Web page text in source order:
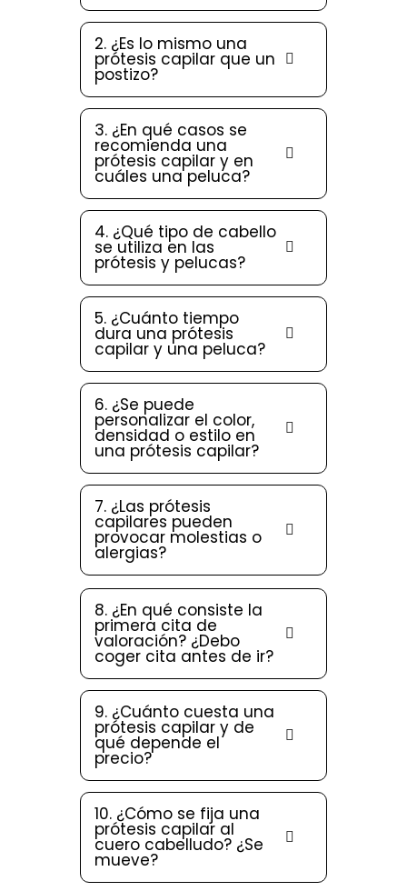
2. ¿Es lo mismo una
prótesis capilar que un
postizo?
3. ¿En qué casos se
recomienda una
prótesis capilar y en
cuáles una peluca?
4. ¿Qué tipo de cabello
se utiliza en las
prótesis y pelucas?
5. ¿Cuánto tiempo
dura una prótesis
capilar y una peluca?
6. ¿Se puede
personalizar el color,
densidad o estilo en
una prótesis capilar?
7. ¿Las prótesis
capilares pueden
provocar molestias o
alergias?
8. ¿En qué consiste la
primera cita de
valoración? ¿Debo
coger cita antes de ir?
9. ¿Cuánto cuesta una
prótesis capilar y de
qué depende el
precio?
10. ¿Cómo se fija una
prótesis capilar al
cuero cabelludo? ¿Se
mueve?